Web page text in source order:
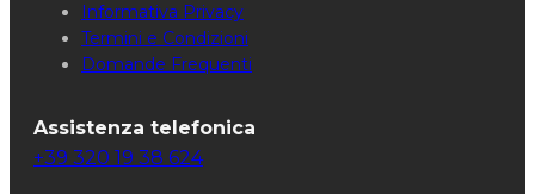
Informativa Privacy
Termini e Condizioni
Domande Frequenti
Assistenza telefonica
+39 320 19 38 624